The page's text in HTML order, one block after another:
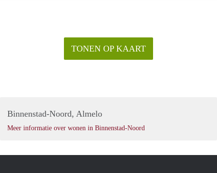
TONEN OP KAART
Binnenstad-Noord, Almelo
Meer informatie over wonen in Binnenstad-Noord